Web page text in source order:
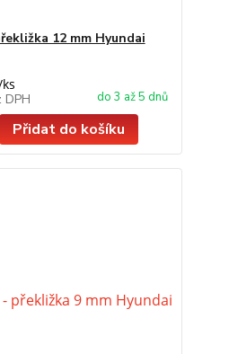
12 mm Hyundai
ks
DPH do 3 až 5 dnů
Přidat do košíku